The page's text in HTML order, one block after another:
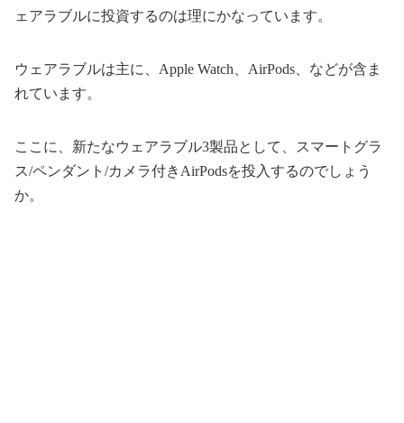
ェアラブルに投資するのは理にかなっています。
ウェアラブルは主に、Apple Watch、AirPods、などが含ま
れています。
ここに、新たなウェアラブル3製品として、スマートグラ
ス/ペンダント/カメラ付きAirPodsを投入するのでしょう
か。